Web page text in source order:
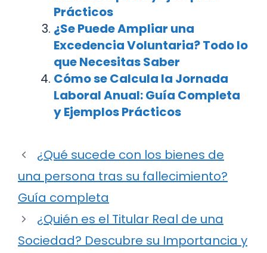
Prácticos
¿Se Puede Ampliar una
Excedencia Voluntaria? Todo lo
que Necesitas Saber
Cómo se Calcula la Jornada
Laboral Anual: Guía Completa
y Ejemplos Prácticos
¿Qué sucede con los bienes de
una persona tras su fallecimiento?
Guía completa
¿Quién es el Titular Real de una
Sociedad? Descubre su Importancia y